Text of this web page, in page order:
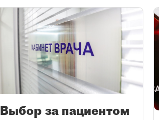
Выбор за пациентом